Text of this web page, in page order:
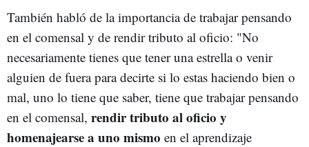
También habló de la importancia de trabajar pensando
en el comensal y de rendir tributo al oficio: "No
necesariamente tienes que tener una estrella o venir
alguien de fuera para decirte si lo estas haciendo bien o
mal, uno lo tiene que saber, tiene que trabajar pensando
en el comensal, rendir tributo al oficio y
homenajearse a uno mismo en el aprendizaje